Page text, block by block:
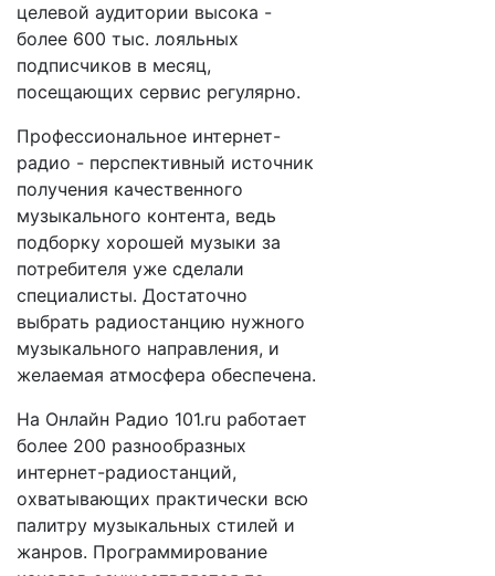
целевой аудитории высока -
более 600 тыс. лояльных
подписчиков в месяц,
посещающих сервис регулярно.
Профессиональное интернет-
радио - перспективный источник
получения качественного
музыкального контента, ведь
подборку хорошей музыки за
потребителя уже сделали
специалисты. Достаточно
выбрать радиостанцию нужного
музыкального направления, и
желаемая атмосфера обеспечена.
На Онлайн Радио 101.ru работает
более 200 разнообразных
интернет-радиостанций,
охватывающих практически всю
палитру музыкальных стилей и
жанров. Программирование